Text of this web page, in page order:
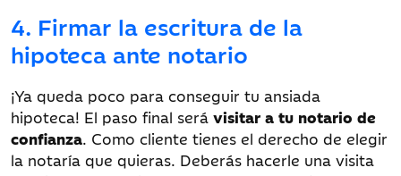
4. Firmar la escritura de la
hipoteca ante notario
¡Ya queda poco para conseguir tu ansiada
hipoteca! El paso final será visitar a tu notario de
confianza. Como cliente tienes el derecho de elegir
la notaría que quieras. Deberás hacerle una visita